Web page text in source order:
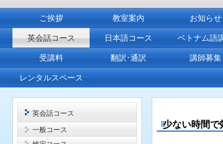
ご挨拶 教室案内 お知らせ
英会話コース 日本語コース ベトナム語
受講料 翻訳･通訳 講師募集
レンタルスペース
少ない時間で
英会話コース
一般コース